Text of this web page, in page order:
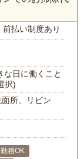
前払い制度あり
な日に働くこと
択)
所、リビン
務OK